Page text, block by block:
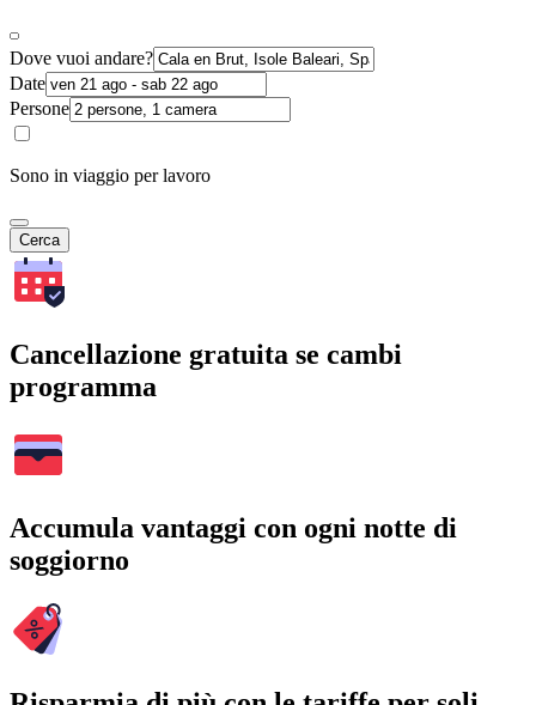
Dove vuoi andare?
Date
Persone
Sono in viaggio per lavoro
Cerca
Cancellazione gratuita se cambi
programma
Accumula vantaggi con ogni notte di
soggiorno